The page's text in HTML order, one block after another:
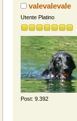
valevalevale
Utente Platino
Post: 9.392